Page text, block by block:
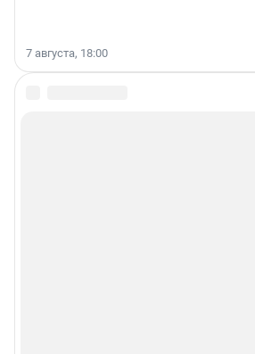
7 августа, 18:00